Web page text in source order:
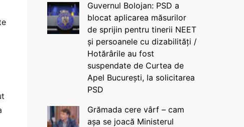
Guvernul Bolojan: PSD a
blocat aplicarea măsurilor
de sprijin pentru tinerii NEET
și persoanele cu dizabilități /
Hotărârile au fost
suspendate de Curtea de
Apel București, la solicitarea
PSD
Grămada cere vârf – cam
așa se joacă Ministerul